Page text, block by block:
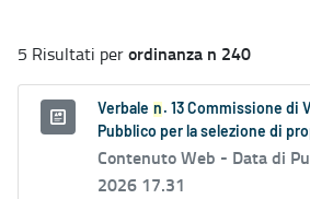
5 Risultati perordinanza n 240
Verbale n . 13 Commissione di
Pubblico per la selezione di
Contenuto Web - Data di
2026 17.31